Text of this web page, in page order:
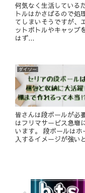
何気なく生活している
トルはかさばるので処
てしまいそうですが、
ットボトルやキャップ
はず...
ダイソー
皆さんは段ボールが必
はフリマサービス急増
います。 段ボールは
入するイメージが強い